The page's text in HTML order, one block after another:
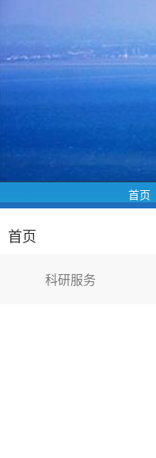
首页
首页
科研服务